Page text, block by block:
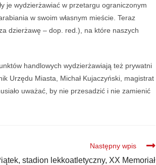
je wydzierżawiać w przetargu ograniczonym
w swoim własnym mieście. Teraz
dzierżawę – dop. red.), na które naszych
handlowych wydzierżawiają też prywatni
Urzędu Miasta, Michał Kujaczyński, magistrat
uważać, by nie przesadzić i nie zamienić
Następny wpis
stadion lekkoatletyczny, XX Memoriał